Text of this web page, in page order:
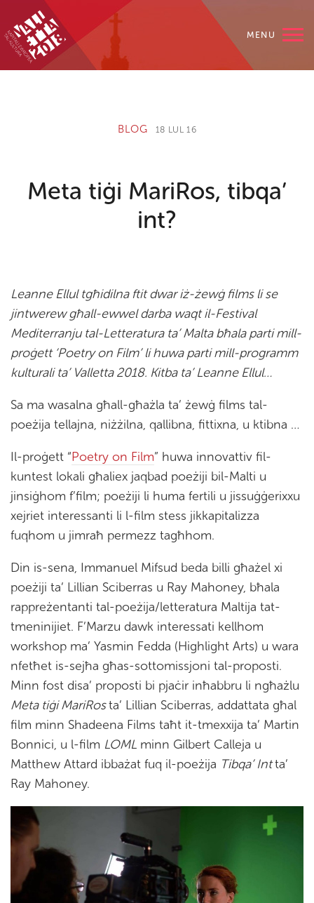
MENU
BLOG 18 LUL 16
Meta tiġi MariRos, tibqa’
int?
Leanne Ellul tgħidilna ftit dwar iż-żewġ films li se
jintwerew għall-ewwel darba waqt il-Festival
Mediterranju tal-Letteratura ta’ Malta bħala parti mill-
proġett ‘Poetry on Film’ li huwa parti mill-programm
kulturali ta’ Valletta 2018. Kitba ta’ Leanne Ellul…
Sa ma wasalna għall-għażla ta’ żewġ films tal-
poeżija tellajna, niżżilna, qallibna, fittixna, u ktibna …
Il-proġett “Poetry on Film” huwa innovattiv fil-
kuntest lokali għaliex jaqbad poeżiji bil-Malti u
jinsiġhom f’film; poeżiji li huma fertili u jissuġġerixxu
xejriet interessanti li l-film stess jikkapitalizza
fuqhom u jimraħ permezz tagħhom.
Din is-sena, Immanuel Mifsud beda billi għażel xi
poeżiji ta’ Lillian Sciberras u Ray Mahoney, bħala
rappreżentanti tal-poeżija/letteratura Maltija tat-
tmeninijiet. F’Marzu dawk interessati kellhom
workshop ma’ Yasmin Fedda (Highlight Arts) u wara
nfetħet is-sejħa għas-sottomissjoni tal-proposti.
Minn fost disa’ proposti bi pjaċir inħabbru li ngħażlu
Meta tiġi MariRosta’ Lillian Sciberras, addattata għal
film minn Shadeena Films taħt it-tmexxija ta’ Martin
Bonnici, u l-film LOML minn Gilbert Calleja u
Matthew Attard ibbażat fuq il-poeżija Tibqa’ Intta’
Ray Mahoney.